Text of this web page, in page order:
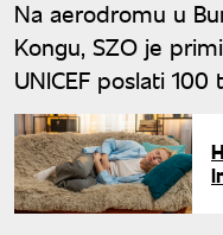
Na aerodromu u
Kongu, SZO je
UNICEF poslati